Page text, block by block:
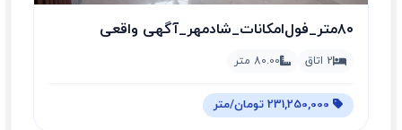
۸۰متر_فول‌امکانات_شادمهر_آگهی واقعی
2 اتاق 80.00 متر